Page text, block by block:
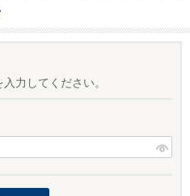
力してください。